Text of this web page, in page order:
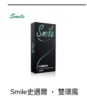
Smile史邁爾 ‧ 雙環魔